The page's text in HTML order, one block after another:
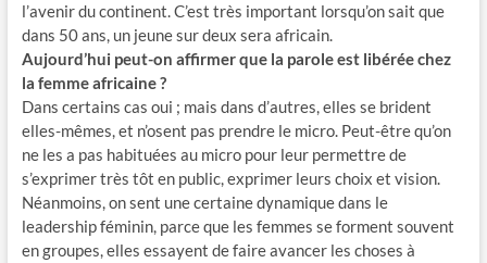
l’avenir du continent. C’est très important lorsqu’on sait que
dans 50 ans, un jeune sur deux sera africain.
Aujourd’hui peut-on affirmer que la parole est libérée chez
la femme africaine ?
Dans certains cas oui ; mais dans d’autres, elles se brident
elles-mêmes, et n’osent pas prendre le micro. Peut-être qu’on
ne les a pas habituées au micro pour leur permettre de
s’exprimer très tôt en public, exprimer leurs choix et vision.
Néanmoins, on sent une certaine dynamique dans le
leadership féminin, parce que les femmes se forment souvent
en groupes, elles essayent de faire avancer les choses à